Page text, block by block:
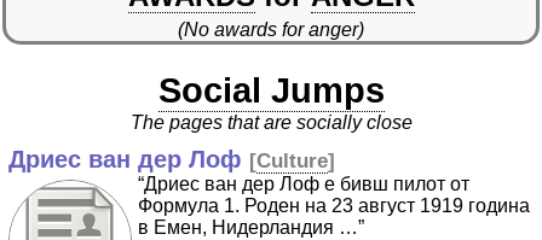
(No awards for anger)
Social Jumps
The pages that are socially close
Дриес ван дер Лоф [Culture]
“Дриес ван дер Лоф е бивш пилот от
Формула 1. Роден на 23 август 1919 година
в Емен, Нидерландия …”